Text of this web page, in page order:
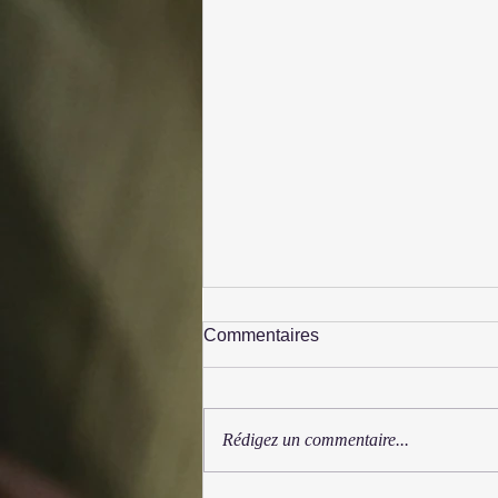
Festival Syrinx 2025
Commentaires
Rédigez un commentaire...